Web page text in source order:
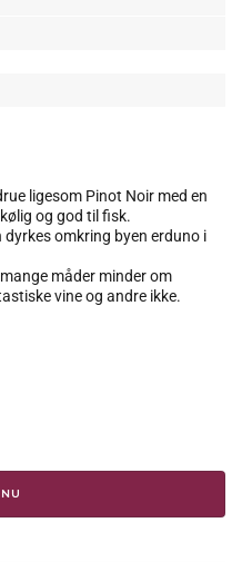
ligesom Pinot Noir med en
og god til fisk.
dyrkes omkring byen erduno i
måder minder om
vine og andre ikke.